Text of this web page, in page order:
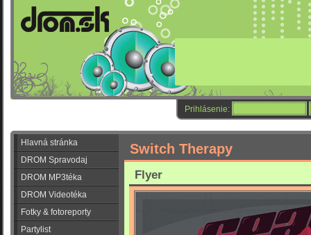
Prihlásenie:
Hlavná stránka
DROM Spravodaj
DROM MP3téka
DROM Videotéka
Fotky & fotoreporty
Partylist
Switch Therapy
Flyer